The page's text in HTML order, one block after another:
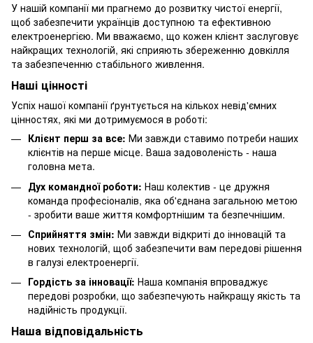
У нашій компанії ми прагнемо до розвитку чистої енергії,
щоб забезпечити українців доступною та ефективною
електроенергією. Ми вважаємо, що кожен клієнт заслуговує
найкращих технологій, які сприяють збереженню довкілля
та забезпеченню стабільного живлення.
Наші цінності
Успіх нашої компанії ґрунтується на кількох невід'ємних
цінностях, які ми дотримуємося в роботі:
Клієнт перш за все: Ми завжди ставимо потреби наших
клієнтів на перше місце. Ваша задоволеність - наша
головна мета.
Дух командної роботи: Наш колектив - це дружня
команда професіоналів, яка об'єднана загальною метою
- зробити ваше життя комфортнішим та безпечнішим.
Сприйняття змін: Ми завжди відкриті до інновацій та
нових технологій, щоб забезпечити вам передові рішення
в галузі електроенергії.
Гордість за інновації: Наша компанія впроваджує
передові розробки, що забезпечують найкращу якість та
надійність продукції.
Наша відповідальність